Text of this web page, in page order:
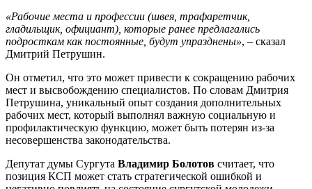
«Рабочие места и профессии (швея, трафаретчик,
гладильщик, официант), которые ранее предлагались
подросткам как постоянные, будут упразднены», – сказал
Дмитрий Петрушин.
Он отметил, что это может привести к сокращению рабочих
мест и высвобождению специалистов. По словам Дмитрия
Петрушина, уникальный опыт создания дополнительных
рабочих мест, который выполнял важную социальную и
профилактическую функцию, может быть потерян из-за
несовершенства законодательства.
Депутат думы Сургута Владимир Болотов считает, что
позиция КСП может стать стратегической ошибкой и